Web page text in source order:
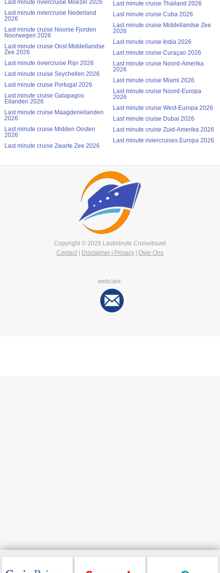
Last minute riviercruise Moezel 2026
Last minute riviercruise Nederland
2026
Last minute cruise Noorse Fjorden
Noorwegen 2026
Last minute cruise Oost Middellandse
Zee 2026
Last minute riviercruise Rijn 2026
Last minute cruise Seychellen 2026
Last minute cruise Portugal 2026
Last minute cruise Galapagos
Eilanden 2026
Last minute cruise Maagdeneilanden
2026
Last minute cruise Midden Oosten
2026
Last minute cruise Zwarte Zee 2026
Last minute cruise Thailand 2026
Last minute cruise Cuba 2026
Last minute cruise Middellandse Zee
2026
Last minute cruise India 2026
Last minute cruise Curaçao 2026
Last minute cruise Noord-Amerika
2026
Last minute cruise Miami 2026
Last minute cruise Noord-Europa
2026
Last minute cruise West-Europa 2026
Last minute cruise Dubai 2026
Last minute cruise Zuid-Amerika 2026
Last minute riviercruises Europa 2026
Copyright © 2026 Lastminute Cruisetravel
Contact | Disclaimer | Privacy | Over Ons
webcare: